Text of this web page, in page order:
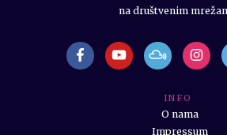
I N F O
O nama
Impressum
na društvenim